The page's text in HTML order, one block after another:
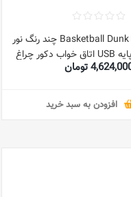
Basketball Dunk Man 3D LED چند رنگ نور
شب اتمسفر پایه USB اتاق خواب دکور چراغ
خواب میز خواب 7/16 رنگ تغییر هدیهتومان
افزودن به سبد خرید